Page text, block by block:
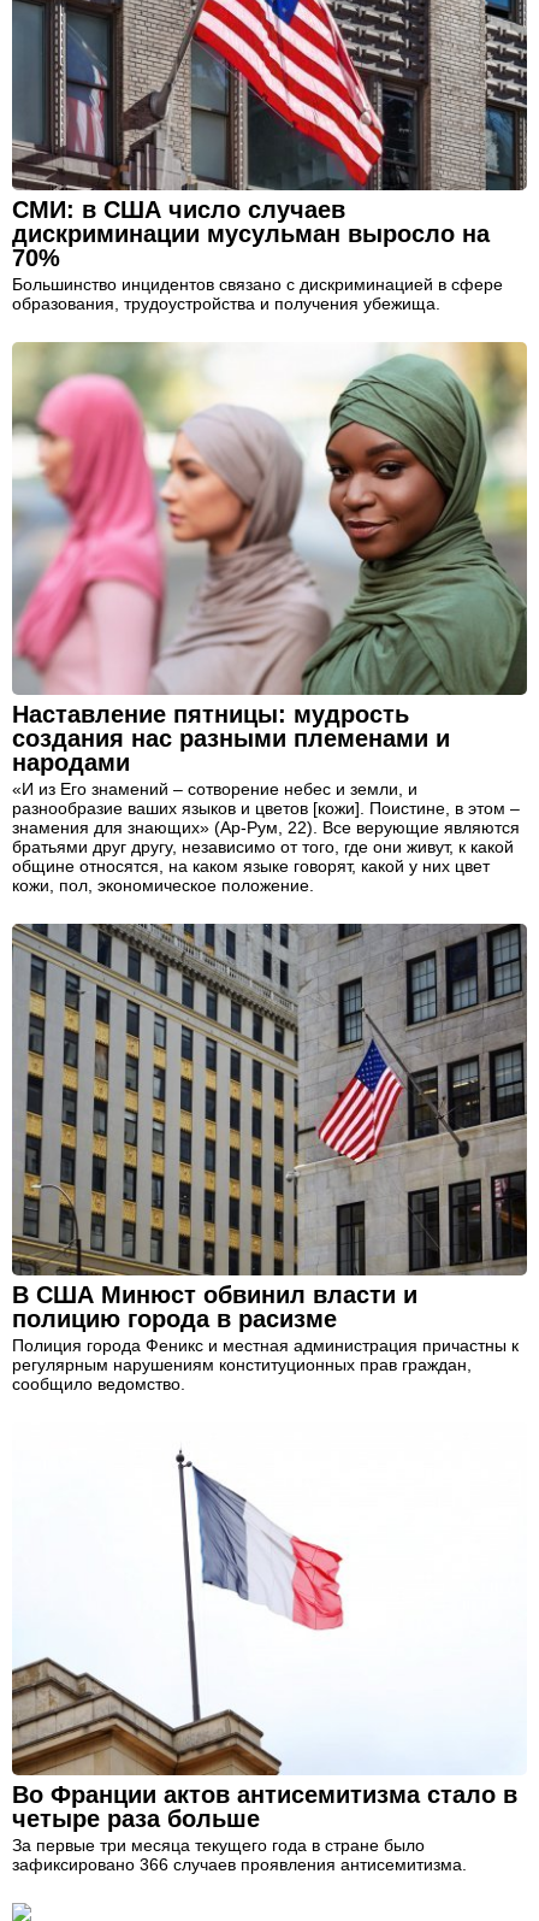
СМИ: в США число случаев
дискриминации мусульман выросло на
70%
Большинство инцидентов связано с дискриминацией в сфере
образования, трудоустройства и получения убежища.
Наставление пятницы: мудрость
создания нас разными племенами и
народами
«И из Его знамений – сотворение небес и земли, и
разнообразие ваших языков и цветов [кожи]. Поистине, в этом –
знамения для знающих» (Ар-Рум, 22). Все верующие являются
братьями друг другу, независимо от того, где они живут, к какой
общине относятся, на каком языке говорят, какой у них цвет
кожи, пол, экономическое положение.
В США Минюст обвинил власти и
полицию города в расизме
Полиция города Феникс и местная администрация причастны к
регулярным нарушениям конституционных прав граждан,
сообщило ведомство.
Во Франции актов антисемитизма стало в
четыре раза больше
За первые три месяца текущего года в стране было
зафиксировано 366 случаев проявления антисемитизма.